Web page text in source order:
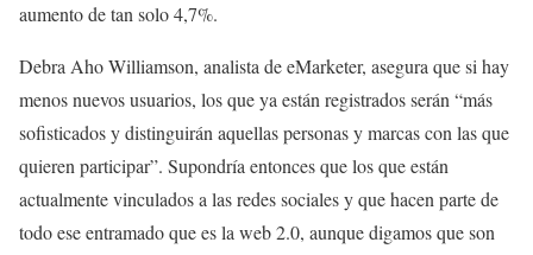
aumento de tan solo 4,7%.
Debra Aho Williamson, analista de eMarketer, asegura que si hay
menos nuevos usuarios, los que ya están registrados serán “más
sofisticados y distinguirán aquellas personas y marcas con las que
quieren participar”. Supondría entonces que los que están
actualmente vinculados a las redes sociales y que hacen parte de
todo ese entramado que es la web 2.0, aunque digamos que son